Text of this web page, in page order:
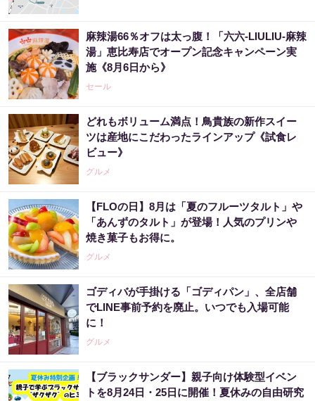
麻辣湯66％オフは太っ腹！「六六-LIULIU-麻辣
湯」恵比寿店でオープン記念キャンペーン実
施《8月6日から》
セール
どれもボリューム満点！鳥貴族の新作スイー
ツは産地にこだわったラインアップ《試食レ
ビュー》
グルメ
【FLOの日】8月は「夏のフルーツタルト」や
「あんずのタルト」が登場！人気のプリンや
焼き菓子もお得に。
グルメ
ゴディバが手掛ける「ゴディパン」、全店舗
でLINE事前予約を廃止。いつでも入場可能
に！
グルメ
【ブラックサンダー】親子向け体験型イベン
トを8月24日・25日に開催！夏休みの自由研究